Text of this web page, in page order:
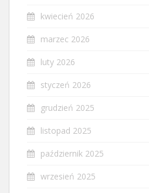
kwiecień 2026
marzec 2026
luty 2026
styczeń 2026
grudzień 2025
listopad 2025
październik 2025
wrzesień 2025